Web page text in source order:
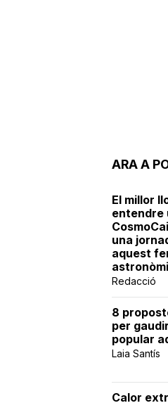
ARA A
El millor
entendre
una
aquest
Redacció
8
per
popular
Laia Santís
Calor